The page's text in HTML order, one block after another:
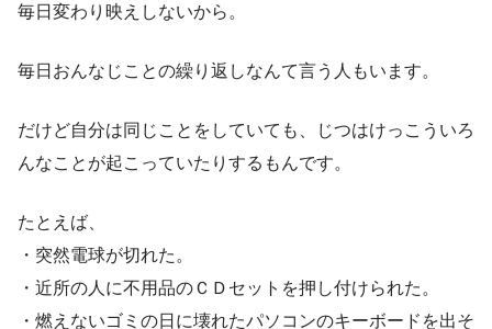
毎日変わり映えしないから。
毎日おんなじことの繰り返しなんて言う人もいます。
だけど自分は同じことをしていても、じつはけっこういろ
んなことが起こっていたりするもんです。
たとえば、
・突然電球が切れた。
・近所の人に不用品のＣＤセットを押し付けられた。
・燃えないゴミの日に壊れたパソコンのキーボードを出そ